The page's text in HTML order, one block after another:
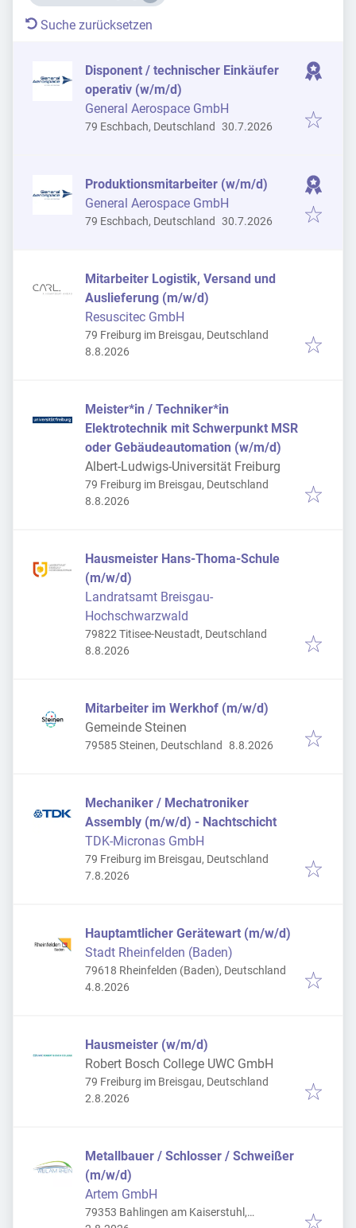
Suche zurücksetzen
Disponent / technischer Einkäufer
operativ (w/m/d)
General Aerospace GmbH
79 Eschbach, Deutschland Veröffentlicht
30.7.2026
Produktionsmitarbeiter (w/m/d)
General Aerospace GmbH
79 Eschbach, Deutschland Veröffentlicht
30.7.2026
Mitarbeiter Logistik, Versand und
Auslieferung (m/w/d)
Resuscitec GmbH
79 Freiburg im Breisgau, Deutschland
Veröffentlicht
8.8.2026
Meister*in / Techniker*in
Elektrotechnik mit Schwerpunkt MSR
oder Gebäudeautomation (w/m/d)
Albert-Ludwigs-Universität Freiburg
79 Freiburg im Breisgau, Deutschland
Veröffentlicht
8.8.2026
Hausmeister Hans-Thoma-Schule
(m/w/d)
Landratsamt Breisgau-
Hochschwarzwald
79822 Titisee-Neustadt, Deutschland
Veröffentlicht
8.8.2026
Mitarbeiter im Werkhof (m/w/d)
Gemeinde Steinen
79585 Steinen, Deutschland Veröffentlicht
8.8.2026
Mechaniker / Mechatroniker
Assembly (m/w/d) - Nachtschicht
TDK-Micronas GmbH
79 Freiburg im Breisgau, Deutschland
Veröffentlicht
7.8.2026
Hauptamtlicher Gerätewart (m/w/d)
Stadt Rheinfelden (Baden)
79618 Rheinfelden (Baden), Deutschland
Veröffentlicht
4.8.2026
Hausmeister (w/m/d)
Robert Bosch College UWC GmbH
79 Freiburg im Breisgau, Deutschland
Veröffentlicht
2.8.2026
Metallbauer / Schlosser / Schweißer
(m/w/d)
Artem GmbH
79353 Bahlingen am Kaiserstuhl,